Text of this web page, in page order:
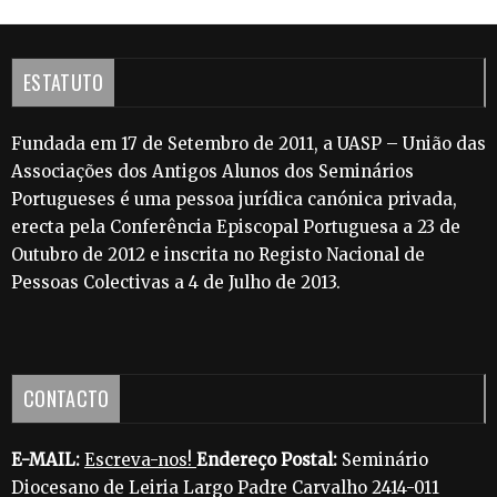
ESTATUTO
Fundada em 17 de Setembro de 2011, a UASP – União das
Associações dos Antigos Alunos dos Seminários
Portugueses é uma pessoa jurídica canónica privada,
erecta pela Conferência Episcopal Portuguesa a 23 de
Outubro de 2012 e inscrita no Registo Nacional de
Pessoas Colectivas a 4 de Julho de 2013.
CONTACTO
E-MAIL: Escreva-nos! Endereço Postal: Seminário
Diocesano de Leiria Largo Padre Carvalho 2414-011